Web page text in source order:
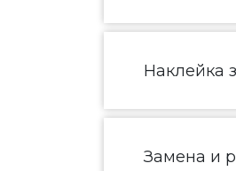
Наклейка
Замена и